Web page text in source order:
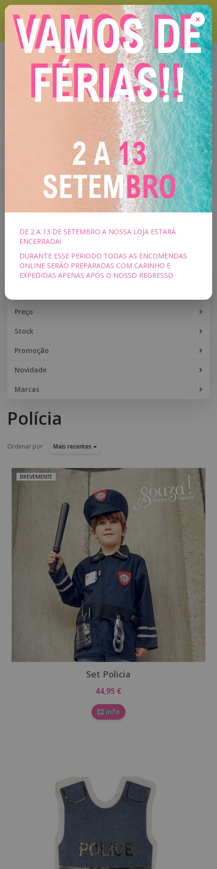
VAMOS DE FÉRIAS ! 2 A 13 DE SETEMBRO Durante este período
encomendas online serão expedidas após o nosso regresso !
Toggle
navigation
Preço
Stock
Promoção
Novidade
Marcas
Polícia
Ordenar por Mais recentes
BREVEMENTE
Set Policia
44,95 €
Info
×
DE 2 A 13 DE SETEMBRO A NOSSA LOJA ESTARÁ
ENCERRADA!
DURANTE ESSE PERIODO TODAS AS ENCOMENDAS
ONLINE SERÃO PREPARADAS COM CARINHO E
EXPEDIDAS APENAS APÓS O NOSSO REGRESSO.